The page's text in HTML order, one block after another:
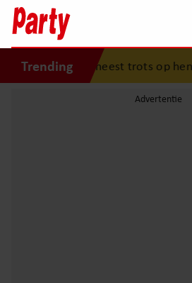
Trending
“Ik ben het meest trots op hen”